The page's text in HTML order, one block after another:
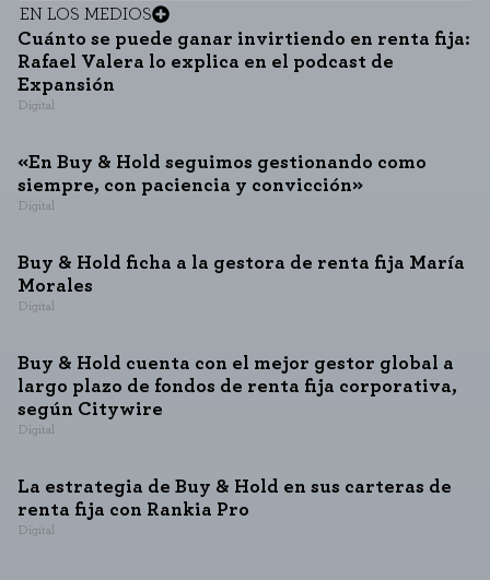
EN LOS MEDIOS
Cuánto se puede ganar invirtiendo en renta fija:
Rafael Valera lo explica en el podcast de
Expansión
Digital
«En Buy & Hold seguimos gestionando como
siempre, con paciencia y convicción»
Digital
Buy & Hold ficha a la gestora de renta fija María
Morales
Digital
Buy & Hold cuenta con el mejor gestor global a
largo plazo de fondos de renta fija corporativa,
según Citywire
Digital
La estrategia de Buy & Hold en sus carteras de
renta fija con Rankia Pro
Digital